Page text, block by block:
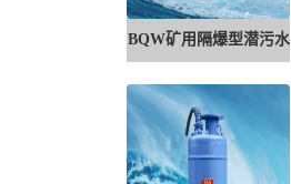
BQW矿用隔爆型潜污水
电泵3